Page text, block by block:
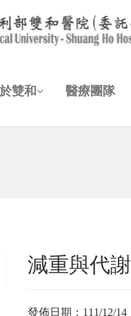
雙和 醫療團隊
減重與代
發佈日期： 111/12/14